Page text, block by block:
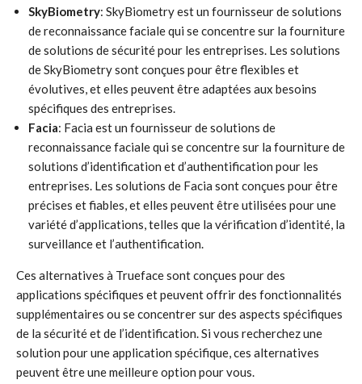
SkyBiometry: SkyBiometry est un fournisseur de solutions
de reconnaissance faciale qui se concentre sur la fourniture
de solutions de sécurité pour les entreprises. Les solutions
de SkyBiometry sont conçues pour être flexibles et
évolutives, et elles peuvent être adaptées aux besoins
spécifiques des entreprises.
Facia: Facia est un fournisseur de solutions de
reconnaissance faciale qui se concentre sur la fourniture de
solutions d’identification et d’authentification pour les
entreprises. Les solutions de Facia sont conçues pour être
précises et fiables, et elles peuvent être utilisées pour une
variété d’applications, telles que la vérification d’identité, la
surveillance et l’authentification.
Ces alternatives à Trueface sont conçues pour des
applications spécifiques et peuvent offrir des fonctionnalités
supplémentaires ou se concentrer sur des aspects spécifiques
de la sécurité et de l’identification. Si vous recherchez une
solution pour une application spécifique, ces alternatives
peuvent être une meilleure option pour vous.